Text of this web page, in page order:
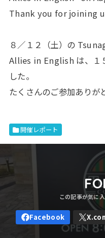
Thank you for joining
８／１２（土）の
Allies in English は、１
した。
たくさんのご参加ありが
開催レポート